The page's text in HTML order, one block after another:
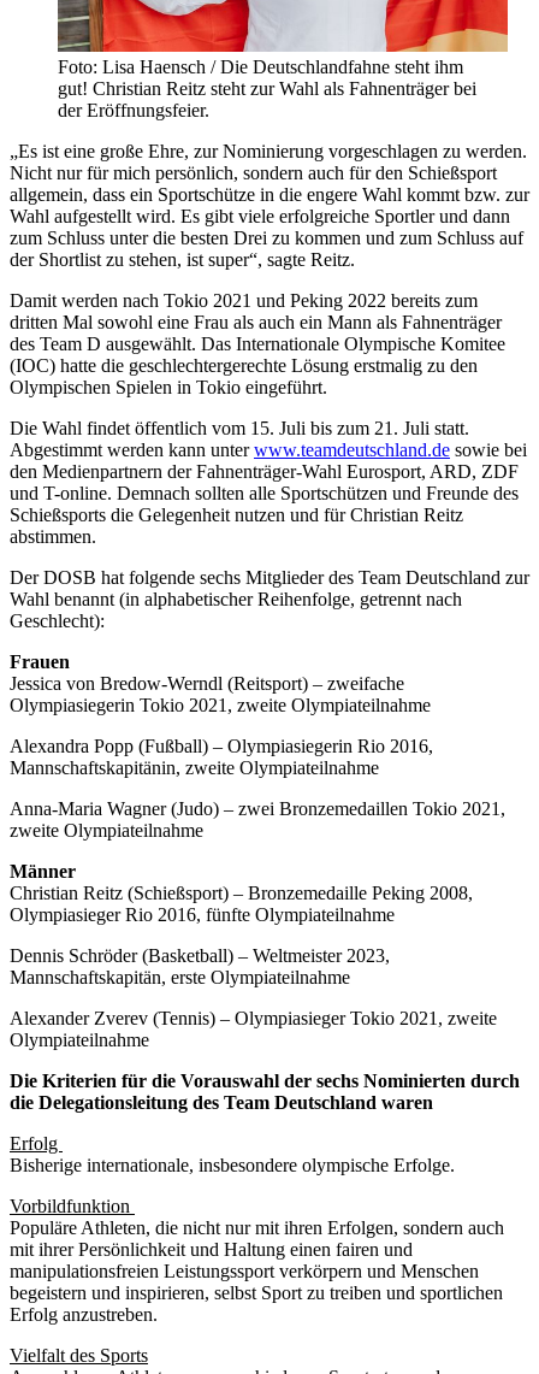
Foto: Lisa Haensch / Die Deutschlandfahne steht ihm
gut! Christian Reitz steht zur Wahl als Fahnenträger bei
der Eröffnungsfeier.
„Es ist eine große Ehre, zur Nominierung vorgeschlagen zu werden.
Nicht nur für mich persönlich, sondern auch für den Schießsport
allgemein, dass ein Sportschütze in die engere Wahl kommt bzw. zur
Wahl aufgestellt wird. Es gibt viele erfolgreiche Sportler und dann
zum Schluss unter die besten Drei zu kommen und zum Schluss auf
der Shortlist zu stehen, ist super“, sagte Reitz.
Damit werden nach Tokio 2021 und Peking 2022 bereits zum
dritten Mal sowohl eine Frau als auch ein Mann als Fahnenträger
des Team D ausgewählt. Das Internationale Olympische Komitee
(IOC) hatte die geschlechtergerechte Lösung erstmalig zu den
Olympischen Spielen in Tokio eingeführt.
Die Wahl findet öffentlich vom 15. Juli bis zum 21. Juli statt.
Abgestimmt werden kann unterwww.teamdeutschland.de sowie bei
den Medienpartnern der Fahnenträger-Wahl Eurosport, ARD, ZDF
und T-online. Demnach sollten alle Sportschützen und Freunde des
Schießsports die Gelegenheit nutzen und für Christian Reitz
abstimmen.
Der DOSB hat folgende sechs Mitglieder des Team Deutschland zur
Wahl benannt (in alphabetischer Reihenfolge, getrennt nach
Geschlecht):
Frauen
Jessica von Bredow-Werndl (Reitsport) – zweifache
Olympiasiegerin Tokio 2021, zweite Olympiateilnahme
Alexandra Popp (Fußball) – Olympiasiegerin Rio 2016,
Mannschaftskapitänin, zweite Olympiateilnahme
Anna-Maria Wagner (Judo) – zwei Bronzemedaillen Tokio 2021,
zweite Olympiateilnahme
Männer
Christian Reitz (Schießsport) – Bronzemedaille Peking 2008,
Olympiasieger Rio 2016, fünfte Olympiateilnahme
Dennis Schröder (Basketball) – Weltmeister 2023,
Mannschaftskapitän, erste Olympiateilnahme
Alexander Zverev (Tennis) – Olympiasieger Tokio 2021, zweite
Olympiateilnahme
Die Kriterien für die Vorauswahl der sechs Nominierten durch
die Delegationsleitung des Team Deutschland waren
Erfolg
Bisherige internationale, insbesondere olympische Erfolge.
Vorbildfunktion
Populäre Athleten, die nicht nur mit ihren Erfolgen, sondern auch
mit ihrer Persönlichkeit und Haltung einen fairen und
manipulationsfreien Leistungssport verkörpern und Menschen
begeistern und inspirieren, selbst Sport zu treiben und sportlichen
Erfolg anzustreben.
Vielfalt des Sports